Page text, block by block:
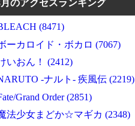
のアクセスランキング
(8471)
ーカロイド・ボカロ (7067)
いおん！ (2412)
-ナルト- 疾風伝 (2219)
Grand Order (2851)
法少女まどか☆マギカ (2348)